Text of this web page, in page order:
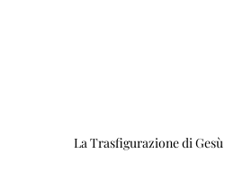
La Trasfigurazione di Gesù